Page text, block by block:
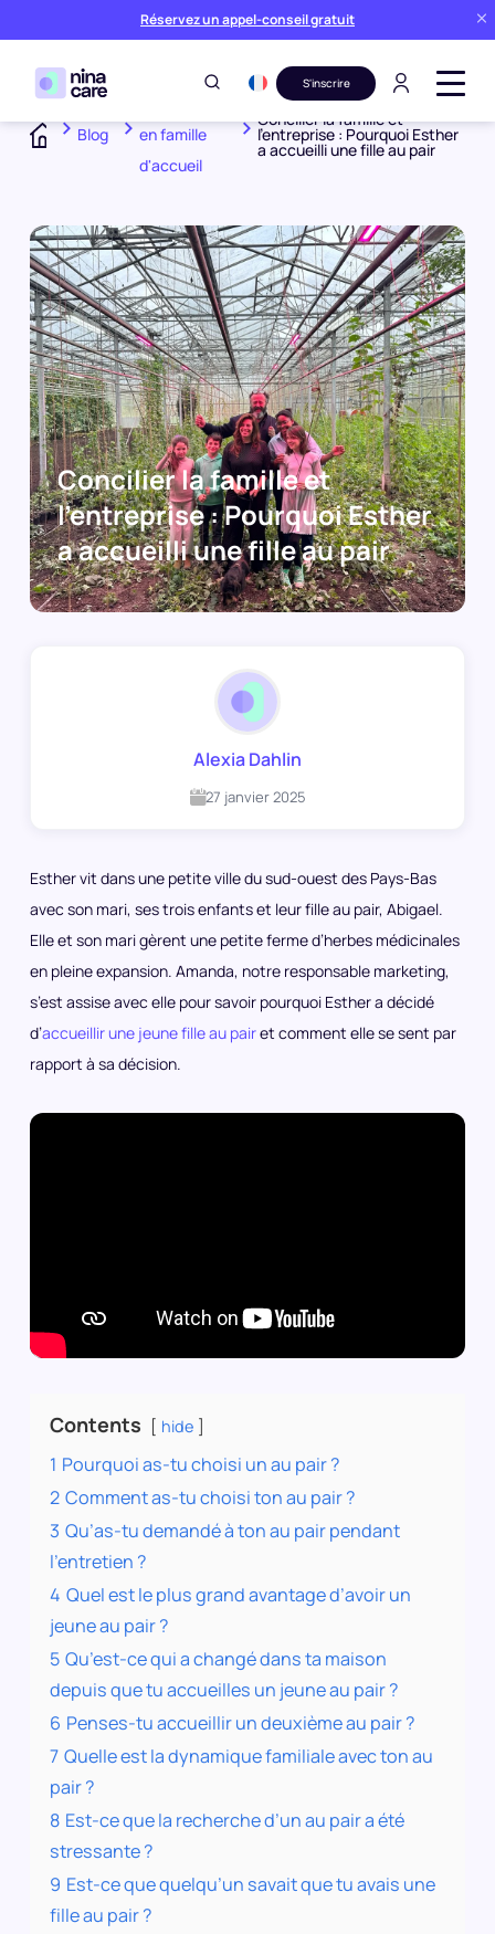
Réservez un appel-conseil gratuit
S'inscrire
Blog
en famille
d'accueil
Concilier la famille et
l’entreprise : Pourquoi Esther
a accueilli une fille au pair
Concilier la famille et
l’entreprise : Pourquoi Esther
a accueilli une fille au pair
Alexia Dahlin
27 janvier 2025
Esther vit dans une petite ville du sud-ouest des Pays-Bas
avec son mari, ses trois enfants et leur fille au pair, Abigael.
Elle et son mari gèrent une petite ferme d’herbes médicinales
en pleine expansion. Amanda, notre responsable marketing,
s’est assise avec elle pour savoir pourquoi Esther a décidé
d’accueillir une jeune fille au pairet comment elle se sent par
rapport à sa décision.
Contents hide
1 Pourquoi as-tu choisi un au pair ?
2 Comment as-tu choisi ton au pair ?
3 Qu’as-tu demandé à ton au pair pendant
l’entretien ?
4 Quel est le plus grand avantage d’avoir un
jeune au pair ?
5 Qu’est-ce qui a changé dans ta maison
depuis que tu accueilles un jeune au pair ?
6 Penses-tu accueillir un deuxième au pair ?
7 Quelle est la dynamique familiale avec ton au
pair ?
8 Est-ce que la recherche d’un au pair a été
stressante ?
9 Est-ce que quelqu’un savait que tu avais une
fille au pair ?